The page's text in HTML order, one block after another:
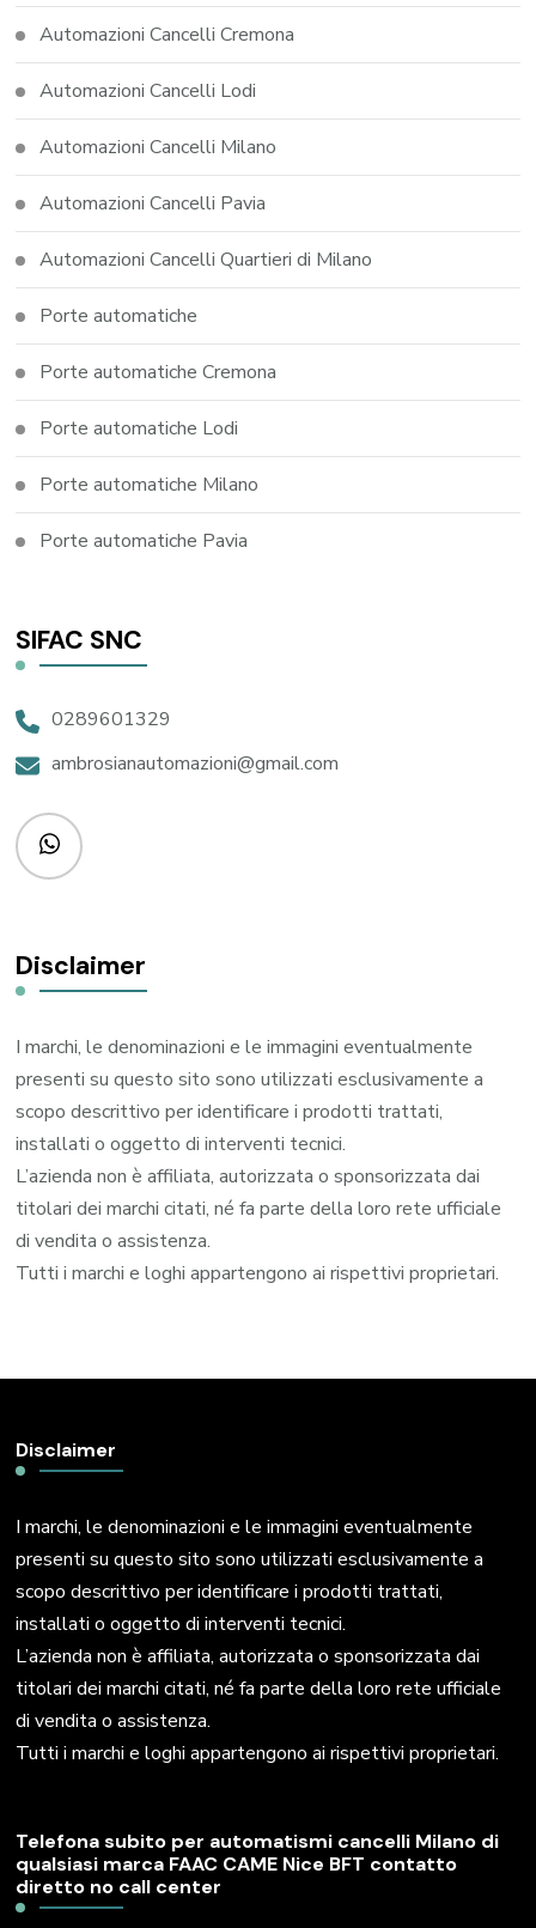
Automazioni Cancelli Cremona
Automazioni Cancelli Lodi
Automazioni Cancelli Milano
Automazioni Cancelli Pavia
Automazioni Cancelli Quartieri di Milano
Porte automatiche
Porte automatiche Cremona
Porte automatiche Lodi
Porte automatiche Milano
Porte automatiche Pavia
SIFAC SNC
0289601329
ambrosianautomazioni@gmail.com
Disclaimer
I marchi, le denominazioni e le immagini eventualmente
presenti su questo sito sono utilizzati esclusivamente a
scopo descrittivo per identificare i prodotti trattati,
installati o oggetto di interventi tecnici.
L’azienda non è affiliata, autorizzata o sponsorizzata dai
titolari dei marchi citati, né fa parte della loro rete ufficiale
di vendita o assistenza.
Tutti i marchi e loghi appartengono ai rispettivi proprietari.
Disclaimer
I marchi, le denominazioni e le immagini eventualmente
presenti su questo sito sono utilizzati esclusivamente a
scopo descrittivo per identificare i prodotti trattati,
installati o oggetto di interventi tecnici.
L’azienda non è affiliata, autorizzata o sponsorizzata dai
titolari dei marchi citati, né fa parte della loro rete ufficiale
di vendita o assistenza.
Tutti i marchi e loghi appartengono ai rispettivi proprietari.
Telefona subito per automatismi cancelli Milano di
qualsiasi marca FAAC CAME Nice BFT contatto
diretto no call center